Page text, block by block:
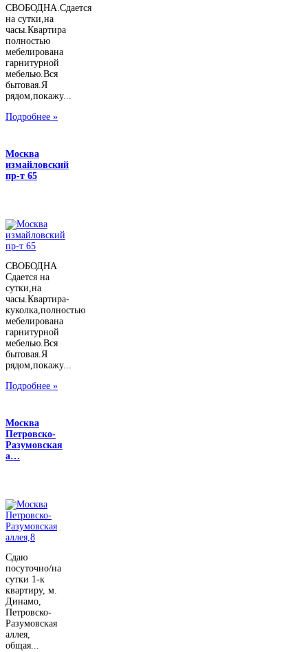
СВОБОДНА.Сдается
на сутки,на
часы.Квартира
полностью
мебелирована
гарнитурной
мебелью.Вся
бытовая.Я
рядом,покажу...
Подробнее »
Москва
измайловский
пр-т 65
СВОБОДНА
Сдается на
сутки,на
часы.Квартира-
куколка,полностью
мебелирована
гарнитурной
мебелью.Вся
бытовая.Я
рядом,покажу...
Подробнее »
Москва
Петровско-
Разумовская
а…
Сдаю
посуточно/на
сутки 1-к
квартиру, м.
Динамо,
Петровско-
Разумовская
аллея,
общая...